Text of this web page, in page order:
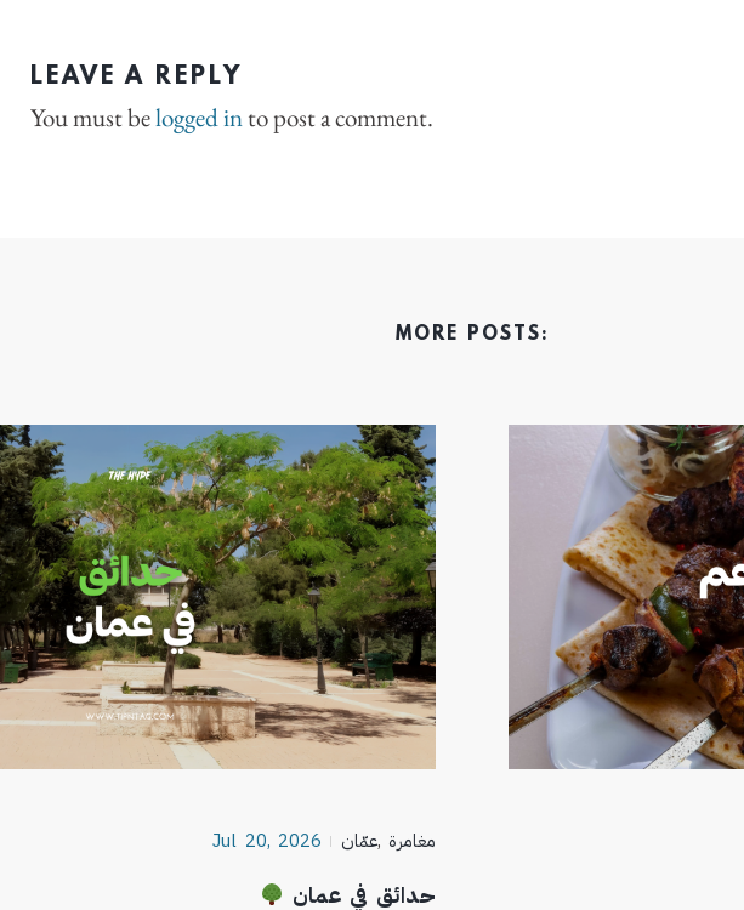
LEAVE A REPLY
You must belogged into post a comment.
MORE POSTS:
Jul 20, 2026 عمّان, مغامرة
حدائق في عمان